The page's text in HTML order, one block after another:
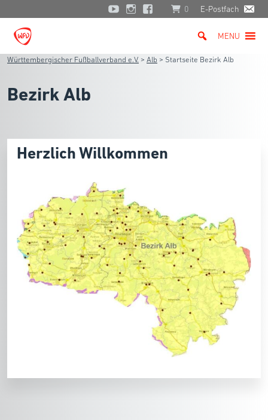
0 E-Postfach
MENU
Württembergischer Fußballverband e.V. > Alb > Startseite Bezirk Alb
Bezirk Alb
Herzlich Willkommen